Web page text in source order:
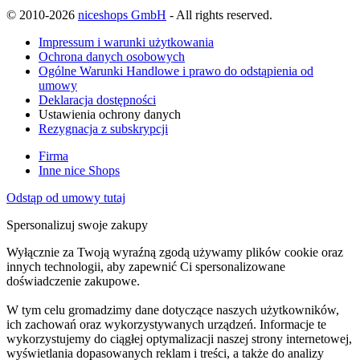
© 2010-2026 niceshops GmbH - All rights reserved.
Impressum i warunki użytkowania
Ochrona danych osobowych
Ogólne Warunki Handlowe i prawo do odstąpienia od
umowy
Deklaracja dostępności
Ustawienia ochrony danych
Rezygnacja z subskrypcji
Firma
Inne nice Shops
Odstąp od umowy tutaj
Spersonalizuj swoje zakupy
Wyłącznie za Twoją wyraźną zgodą używamy plików cookie oraz
innych technologii, aby zapewnić Ci spersonalizowane
doświadczenie zakupowe.
W tym celu gromadzimy dane dotyczące naszych użytkowników,
ich zachowań oraz wykorzystywanych urządzeń. Informacje te
wykorzystujemy do ciągłej optymalizacji naszej strony internetowej,
wyświetlania dopasowanych reklam i treści, a także do analizy